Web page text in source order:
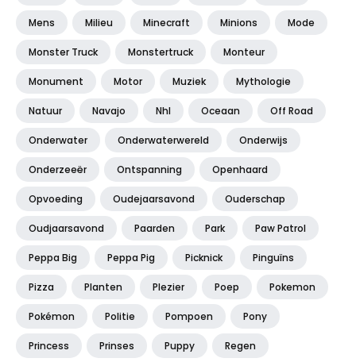
Mens Milieu Minecraft Minions Mode
Monster Truck Monstertruck Monteur
Monument Motor Muziek Mythologie
Natuur Navajo Nhl Oceaan Off Road
Onderwater Onderwaterwereld Onderwijs
Onderzeeër Ontspanning Openhaard
Opvoeding Oudejaarsavond Ouderschap
Oudjaarsavond Paarden Park Paw Patrol
Peppa Big Peppa Pig Picknick Pinguïns
Pizza Planten Plezier Poep Pokemon
Pokémon Politie Pompoen Pony
Princess Prinses Puppy Regen